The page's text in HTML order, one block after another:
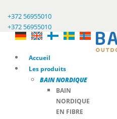
+372 56955010
+372 56955010
Accueil
Les produits
BAIN NORDIQUE
BAIN
NORDIQUE
EN FIBRE